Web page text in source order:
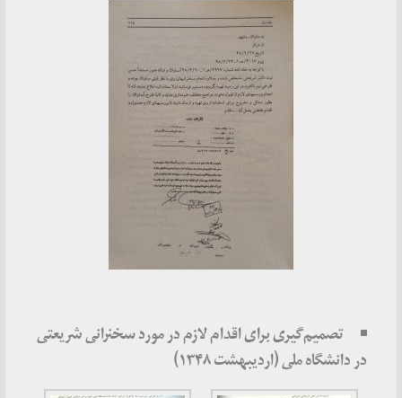
تصمیم‌گیری برای اقدام لازم در مورد سخنرانی شریعتی
در دانشگاه ملی (اردیبهشت ۱۳۴۸)